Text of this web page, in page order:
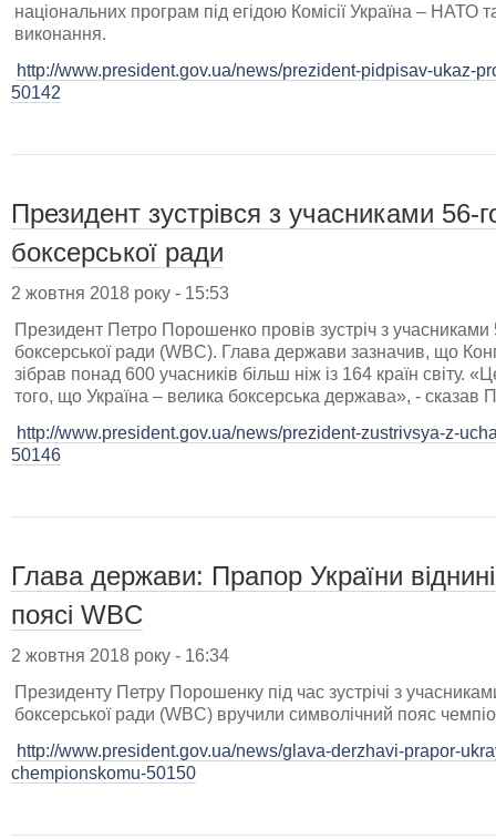
національних програм під егідою Комісії Україна – НАТО
виконання.
http://www.president.gov.ua/news/prezident-pidpisav-ukaz-
50142
Президент зустрівся з учасниками 56-
боксерської ради
2 жовтня 2018 року - 15:53
Президент Петро Порошенко провів зустріч з учасниками
боксерської ради (WBC). Глава держави зазначив, що
зібрав понад 600 учасників більш ніж із 164 країн світу.
того, що Україна – велика боксерська держава», - сказав
http://www.president.gov.ua/news/prezident-zustrivsya-z-
50146
Глава держави: Прапор України
поясі WBC
2 жовтня 2018 року - 16:34
Президенту Петру Порошенку під час зустрічі з
боксерської ради (WBC) вручили символічний пояс
http://www.president.gov.ua/news/glava-derzhavi-prapor-
chempionskomu-50150